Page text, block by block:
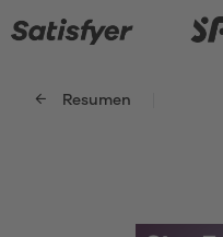
Resumen